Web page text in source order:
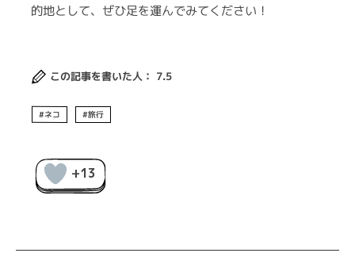
的地として、ぜひ足を運んでみてください！
この記事を書いた人： 7.5
ネコ 旅行
+13